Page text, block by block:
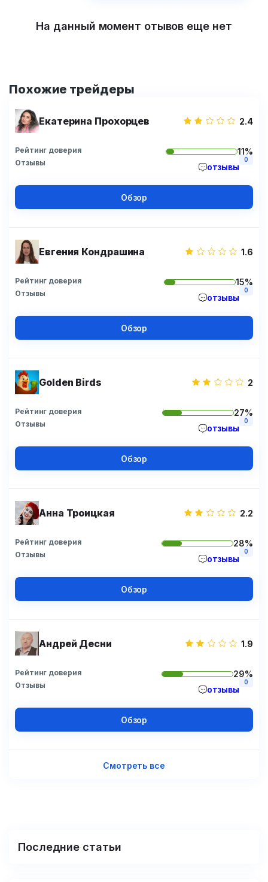
На данный момент отывов еще нет
Похожие трейдеры
Екатерина Прохорцев 2.4
Рейтинг доверия 11%
Отзывы отзывы
0
Обзор
Евгения Кондрашина 1.6
Рейтинг доверия 15%
Отзывы отзывы
0
Обзор
Golden Birds 2
Рейтинг доверия 27%
Отзывы отзывы
0
Обзор
Анна Троицкая 2.2
Рейтинг доверия 28%
Отзывы отзывы
0
Обзор
Андрей Десни 1.9
Рейтинг доверия 29%
Отзывы отзывы
0
Обзор
Смотреть все
Последние статьи